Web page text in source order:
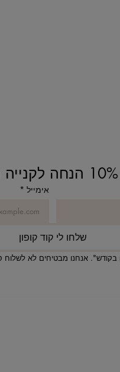
אימייל *
שלחו לי קוד קופון
אנחנו מבטיחים לא